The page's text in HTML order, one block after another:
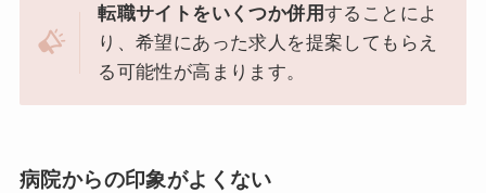
転職サイトをいくつか併用することによ
り、希望にあった求人を提案してもらえ
る可能性が高まります。
病院からの印象がよくない